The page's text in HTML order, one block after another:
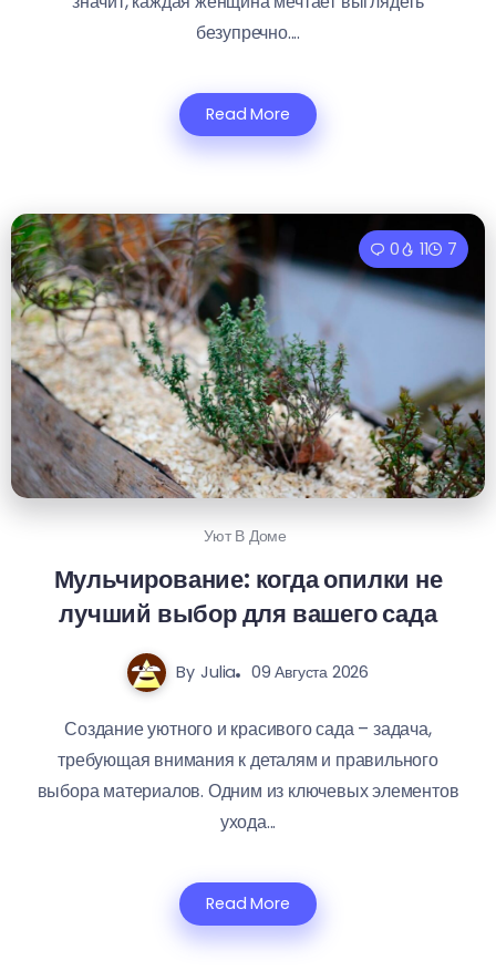
безупречно....
Read More
0 11 7
Уют В Доме
Мульчирование: когда опилки не
лучший выбор для вашего сада
By Julia 09 Августа 2026
Создание уютного и красивого сада – задача,
требующая внимания к деталям и правильного
выбора материалов. Одним из ключевых элементов
ухода...
Read More